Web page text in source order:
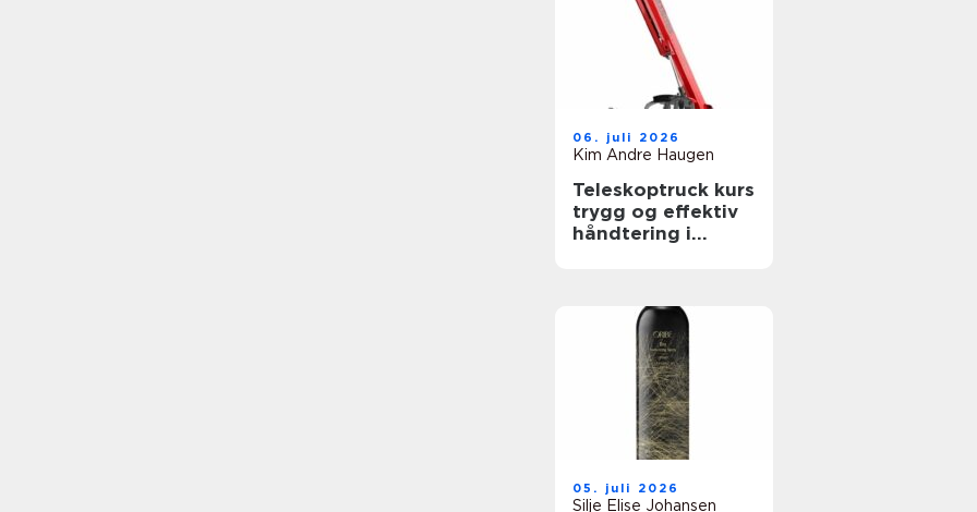
06. juli 2026
Kim Andre Haugen
Teleskoptruck kurs
trygg og effektiv
håndtering i
05. juli 2026
Silje Elise Johansen